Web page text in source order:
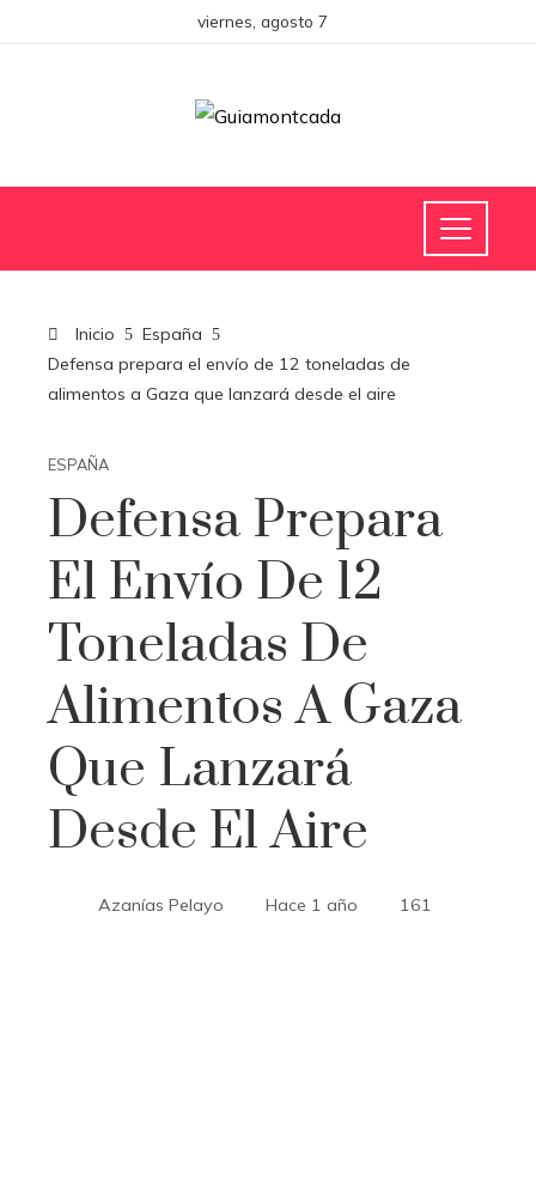
viernes, agosto 7
Inicio
España
Defensa prepara el envío de 12 toneladas de
alimentos a Gaza que lanzará desde el aire
ESPAÑA
Defensa Prepara
El Envío De 12
Toneladas De
Alimentos A Gaza
Que Lanzará
Desde El Aire
Azanías Pelayo Hace 1 año 161